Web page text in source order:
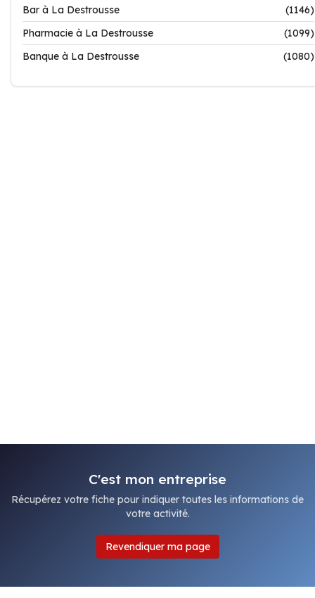
Bar à La Destrousse
(1146)
Pharmacie à La Destrousse
(1099)
Banque à La Destrousse
(1080)
C'est mon entreprise
Récupérez votre fiche pour indiquer toutes les informations de
votre activité.
Revendiquer ma page